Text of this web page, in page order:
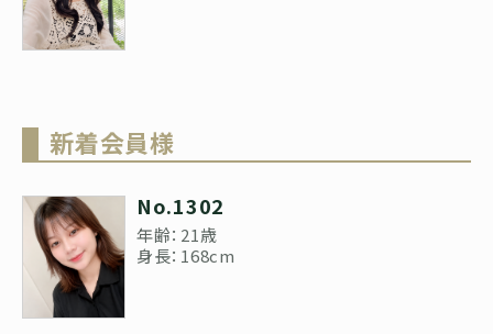
新着会員様
No.1302
年齢：21歳
身長：168cm